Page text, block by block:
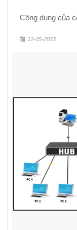
Công dụng của
12-05-2023